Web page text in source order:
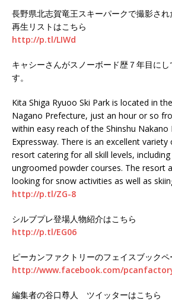
長野県北志賀竜王スキーパークで撮影さ
再生リストはこちら
http://p.tl/LIWd
キャシーさんがスノーボード歴７年目に
す。
Kita Shiga Ryuoo Ski Park is located in
Nagano Prefecture, just an hour or so
within easy reach of the Shinshu Nakano
Expressway. There is an excellent
resort catering for all skill levels,
ungroomed powder courses. The resort
looking for snow activities as well as
http://p.tl/ZG-8
シルブプレ登場人物紹介はこちら
http://p.tl/EG06
ピーカンファクトリーのフェイスブックペ
http://www.facebook.com/
編集者の谷口尊人 ツイッターはこちら